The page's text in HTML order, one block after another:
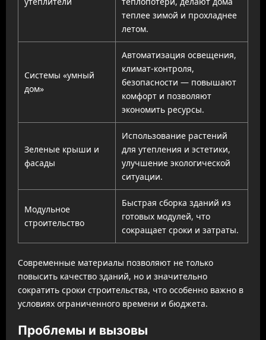
теплее зимой и прохладнее
летом.
Системы «умный
дом»
Автоматизация освещения,
климат-контроля,
безопасности — повышают
комфорт и позволяют
экономить ресурсы.
Зеленые крыши и
фасады
Использование растений
для утепления и эстетики,
улучшение экологической
ситуации.
Модульное
строительство
Быстрая сборка зданий из
готовых модулей, что
сокращает сроки и затраты.
Современные материалы позволяют не только
повысить качество зданий, но и значительно
сократить сроки строительства, что особенно важно в
условиях ограниченного времени и бюджета.
Проблемы и вызовы